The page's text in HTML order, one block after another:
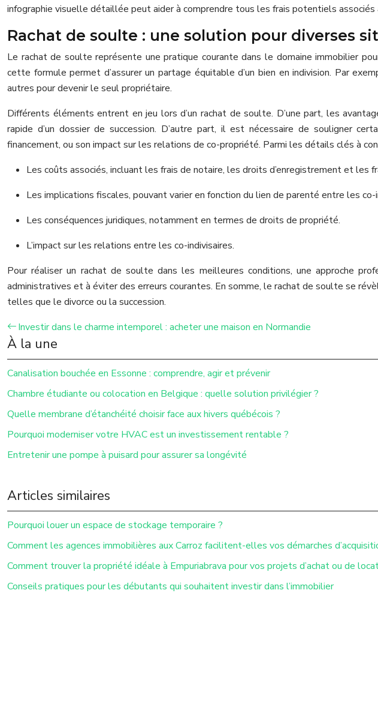
infographie visuelle détaillée peut aider à comprendre tous les frais potentiels associés
Rachat de soulte : une solution pour diverses
Le rachat de soulte représente une pratique courante dans le domaine immobilier
cette formule permet d’assurer un partage équitable d’un bien en indivision. Par
autres pour devenir le seul propriétaire.
Différents éléments entrent en jeu lors d’un rachat de soulte. D’une part, les
rapide d’un dossier de succession. D’autre part, il est nécessaire de souligner
financement, ou son impact sur les relations de co-propriété. Parmi les détails clés à
Les coûts associés, incluant les frais de notaire, les droits d’enregistrement et les
Les implications fiscales, pouvant varier en fonction du lien de parenté entre les co-
Les conséquences juridiques, notamment en termes de droits de propriété.
L’impact sur les relations entre les co-indivisaires.
Pour réaliser un rachat de soulte dans les meilleures conditions, une approche
administratives et à éviter des erreurs courantes. En somme, le rachat de soulte se
telles que le divorce ou la succession.
Investir dans le charme intemporel : acheter une maison en Normandie
À la une
Canalisation bouchée en Essonne : comprendre, agir et prévenir
Chambre étudiante ou colocation en Belgique : quelle solution privilégier ?
Quelle membrane d’étanchéité choisir face aux hivers québécois ?
Pourquoi moderniser votre HVAC est un investissement rentable ?
Entretenir une pompe à puisard pour assurer sa longévité
Articles similaires
Pourquoi louer un espace de stockage temporaire ?
Comment les agences immobilières aux Carroz facilitent-elles vos démarches
Comment trouver la propriété idéale à Empuriabrava pour vos projets d’achat ou de
Conseils pratiques pour les débutants qui souhaitent investir dans l’immobilier